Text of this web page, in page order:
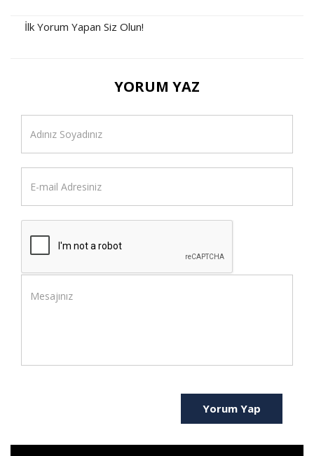
İlk Yorum Yapan Siz Olun!
YORUM YAZ
Yorum Yap